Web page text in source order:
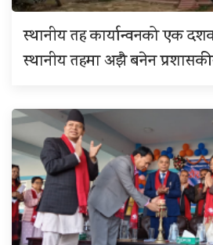
स्थानीय तह कार्यान्वनको एक
स्थानीय तहमा अझै बनेन